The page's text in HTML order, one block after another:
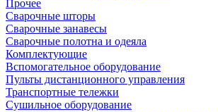
Прочее
Сварочные шторы
Сварочные занавесы
Сварочные полотна и одеяла
Комплектующие
Вспомогательное оборудование
Пульты дистанционного управления
Транспортные тележки
Сушильное оборудование